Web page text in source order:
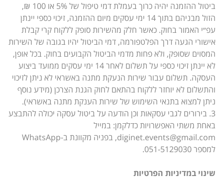
ביטול ההזמנה יהיה כרוך בעמלת דמי טיפול של 5% או 100 ₪,
הזול מבניהם בתוך 14 ימי עסקים מיום ההזמנה, זיכוי כספי יינתן
עפ״י האמור בחוק. כאשר חלק מהשירות סופק ללקוח קרי קבלת
אישורי הגעה דרך הפלטפורמה, דמי הביטול יהיו בגובה של השירות
המסוים שסופק, ולא פחות מדמי הביטול הקבועים בחוק. בכל אופן,
לא יינתן זיכוי כספי על תשלום לאחר 14 ימי עסקים ממועד ביצוע
העסקה. תשלום עבור שירות הנעקת מתנה באשראי לא ניתן לזיכוי
והתשלום לא יוחזר ללקוח בהתאם לחוק הגנת הצרכן (מידע נוסף
ניתן למצוא בתנאי השימוש של שירות הענקת מתנה באשראי).
3. בירורים לגבי עסקאות וכן הודעה על ביטול עסקה יכולה להתבצע
באחת משתי האפשרויות כדלקמן: במייל
diginet.events@gmail.com
, בפניה מקוונת ב-WhatsApp
למספר 051-5129030.
שינוי במדיניות הפרטיות